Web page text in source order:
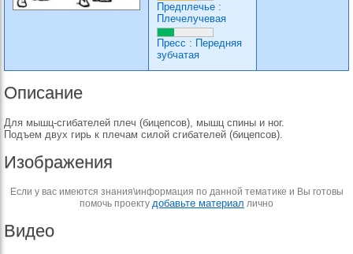
Предплечье :
Плечелучевая
Пресс : Передняя
зубчатая
Описание
Для мышц-сгибателей плеч (бицепсов), мышц спины и ног.
Подъем двух гирь к плечам силой сгибателей (бицепсов).
Изображения
Если у вас имеются знания\информация по данной тематике и Вы готовы
помочь проекту добавьте материал лично
Видео